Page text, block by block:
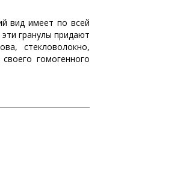
вид имеет по всей
гранулы придают
стекловолокно,
гомогенного